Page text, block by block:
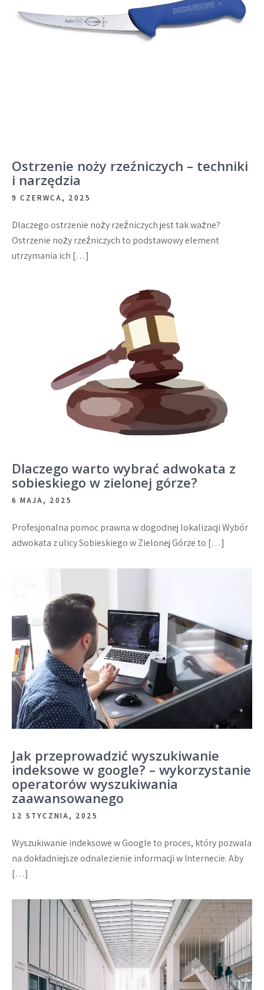
Ostrzenie noży rzeźniczych – techniki
i narzędzia
9 CZERWCA, 2025
Dlaczego ostrzenie noży rzeźniczych jest tak ważne?
Ostrzenie noży rzeźniczych to podstawowy element
utrzymania ich […]
Dlaczego warto wybrać adwokata z
sobieskiego w zielonej górze?
6 MAJA, 2025
Profesjonalna pomoc prawna w dogodnej lokalizacji Wybór
adwokata z ulicy Sobieskiego w Zielonej Górze to […]
Jak przeprowadzić wyszukiwanie
indeksowe w google? – wykorzystanie
operatorów wyszukiwania
zaawansowanego
12 STYCZNIA, 2025
Wyszukiwanie indeksowe w Google to proces, który pozwala
na dokładniejsze odnalezienie informacji w Internecie. Aby
[…]